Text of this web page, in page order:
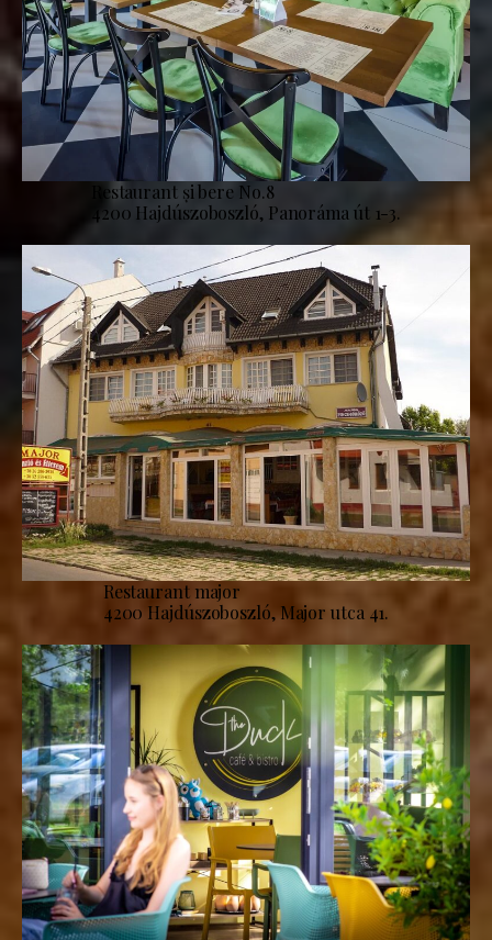
Restaurant și bere No.8
4200 Hajdúszoboszló, Panoráma út 1-3.
Restaurant major
4200 Hajdúszoboszló, Major utca 41.